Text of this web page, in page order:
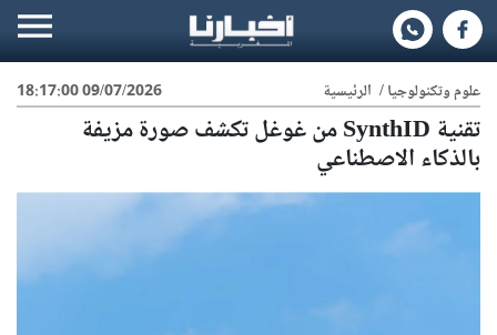
09/07/2026 18:17:00 علوم وتكنولوجيا/ الرئيسية
تقنية SynthID من غوغل تكشف صورة مزيفة
بالذكاء الاصطناعي